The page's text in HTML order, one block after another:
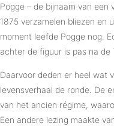
Pogge – de bijnaam van een
1875 verzamelen bliezen en
moment leefde Pogge nog.
achter de figuur is pas na de
Daarvoor deden er heel wat
levensverhaal de ronde. De
van het ancien régime,
Een andere lezing maakte